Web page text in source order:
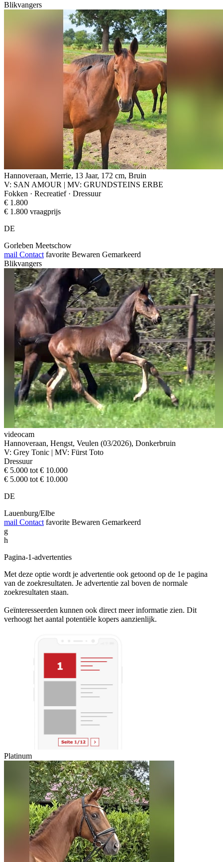
Blikvangers
Hannoveraan, Merrie, 13 Jaar, 172 cm, Bruin
V: SAN AMOUR | MV: GRUNDSTEINS ERBE
Fokken · Recreatief · Dressuur
€ 1.800
€ 1.800 vraagprijs
DE
Gorleben Meetschow
mail Contact favorite Bewaren Gemarkeerd
Blikvangers
videocam
Hannoveraan, Hengst, Veulen (03/2026), Donkerbruin
V: Grey Tonic | MV: Fürst Toto
Dressuur
€ 5.000 tot € 10.000
€ 5.000 tot € 10.000
DE
Lauenburg/Elbe
mail Contact favorite Bewaren Gemarkeerd
g
h
Pagina-1-advertenties
Met deze optie wordt je advertentie ook getoond op de 1e pagina
van de zoekresultaten. Je advertentie zal boven de normale
zoekresultaten staan.
Geïnteresseerden kunnen ook direct meer informatie zien. Dit
verhoogt het aantal potentiële kopers aanzienlijk.
Platinum